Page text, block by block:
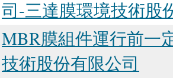
司-三達膜環境技術股
MBR膜組件運行前一
技術股份有限公司